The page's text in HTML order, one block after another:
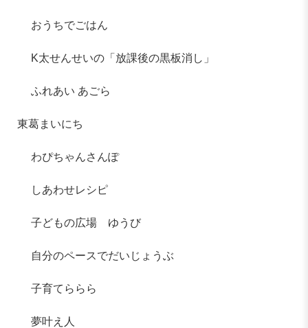
おうちでごはん
K太せんせいの「放課後の黒板消し」
ふれあい あごら
東葛まいにち
わぴちゃんさんぽ
しあわせレシピ
子どもの広場 ゆうび
自分のペースでだいじょうぶ
子育てららら
夢叶え人